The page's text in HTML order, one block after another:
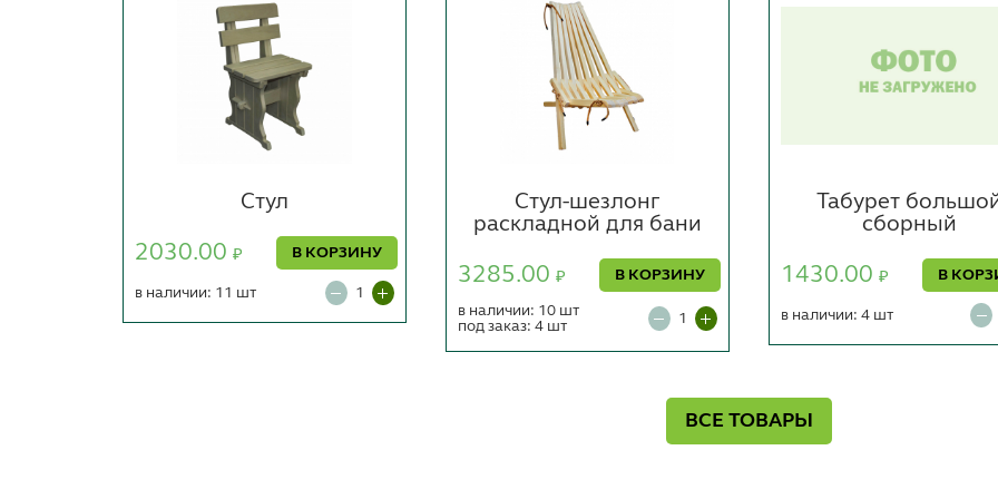
Стул
2030.00 ₽ В КОРЗИНУ
в наличии: 11 шт
Стул-шезлонг
раскладной для бани
3285.00 ₽ В КОРЗИНУ
в наличии: 10 шт
под заказ: 4 шт
Табурет
сборный
1430.00 ₽ В
в наличии: 4 шт
ВСЕ ТОВАРЫ